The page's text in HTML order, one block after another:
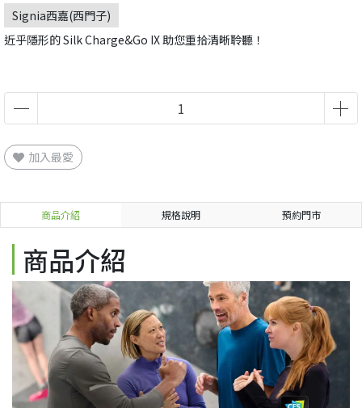
Signia西嘉(西門子)
近乎隱形的 Silk Charge&Go IX 助您重拾清晰聆聽！
加入最愛
商品介紹 規格說明 預約門市
商品介紹